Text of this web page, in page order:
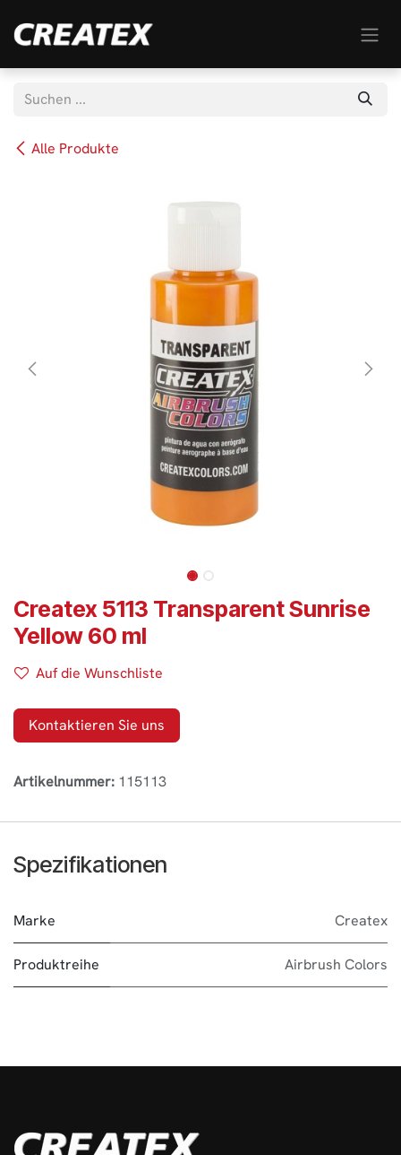
Alle Produkte
Createx 5113 Transparent Sunrise
Yellow 60 ml
Auf die Wunschliste
Kontaktieren Sie uns
Artikelnummer: 115113
Spezifikationen
Marke Createx
Produktreihe Airbrush Colors